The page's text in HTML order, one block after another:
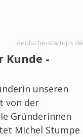
deutsche-startups.de
Kunde -
unseren
von der
Gründerinnen
Michel Stumpe